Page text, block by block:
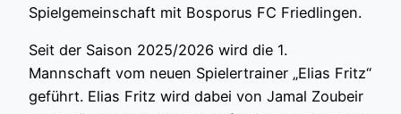
Spielgemeinschaft mit Bosporus FC Friedlingen.
Seit der Saison 2025/2026 wird die 1.
Mannschaft vom neuen Spielertrainer „Elias Fritz“
geführt. Elias Fritz wird dabei von Jamal Zoubeir